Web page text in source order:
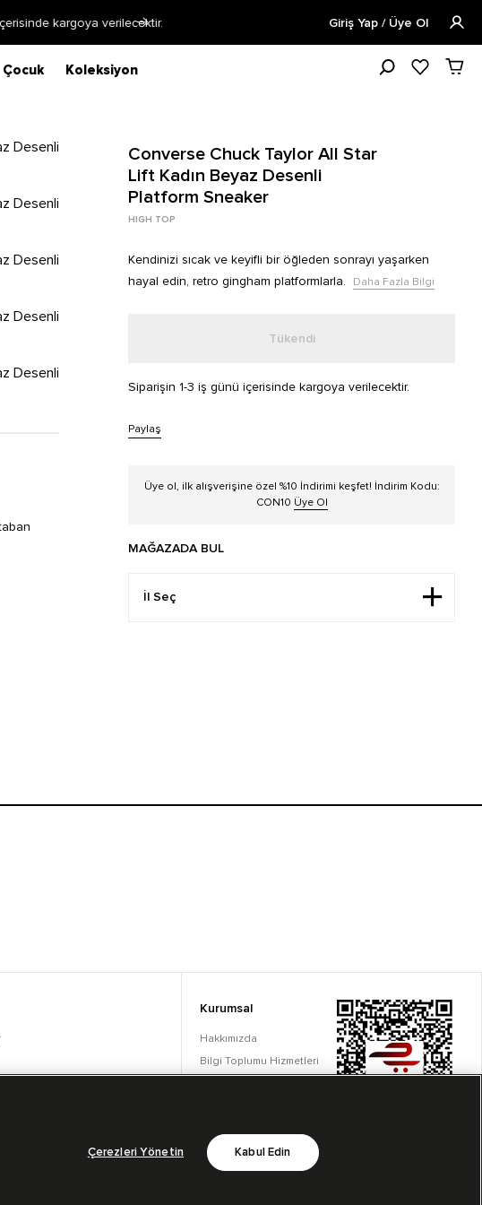
Fazla Bilgi Öğrencilere Özel Tüm Ürünlerde
Giriş Yap / Üye Ol
Çocuk Koleksiyon
Converse Chuck Taylor All Star
Lift Kadın Beyaz Desenli
Platform Sneaker
HIGH TOP
Kendinizi sıcak ve keyifli bir öğleden sonrayı yaşarken
hayal edin, retro gingham platformlarla.
Daha Fazla Bilgi
Tükendi
Siparişin 1-3 iş günü içerisinde kargoya verilecektir.
Paylaş
Üye ol, ilk alışverişine özel %10 İndirimi keşfet! İndirim Kodu:
CON10 Üye Ol
MAĞAZADA BUL
Kurumsal
Hakkımızda
Bilgi Toplumu Hizmetleri
Çerezleri Yönetin Kabul Edin